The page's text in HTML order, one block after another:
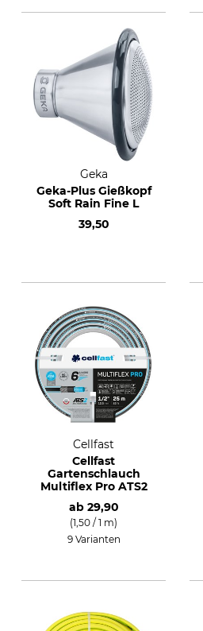
Geka
Geka-Plus Gießkopf
Soft Rain Fine L
39,50
Cellfast
Cellfast
Gartenschlauch
Multiflex Pro ATS2
ab 29,90
(1,50 / 1 m)
9 Varianten